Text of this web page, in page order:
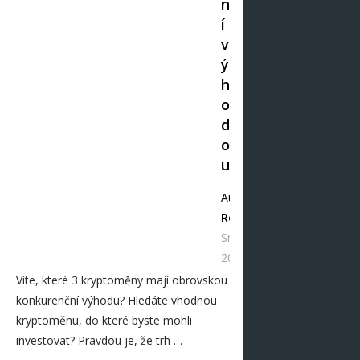
n
í
v
ý
h
o
d
o
u
Autor
Redakce
Srp 07,
2021
Víte, které 3 kryptoměny mají obrovskou
konkurenční výhodu? Hledáte vhodnou
kryptoměnu, do které byste mohli
investovat? Pravdou je, že trh …